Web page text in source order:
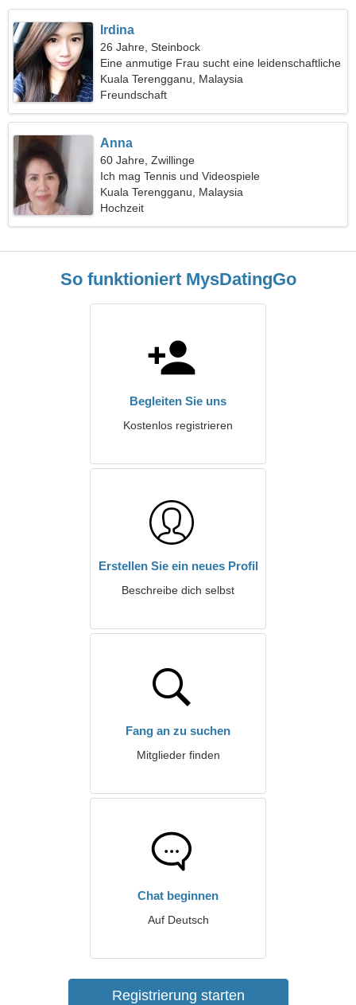
Irdina
26 Jahre, Steinbock
Eine anmutige Frau sucht eine leidenschaftliche
Beziehung
Kuala Terengganu, Malaysia
Freundschaft
Anna
60 Jahre, Zwillinge
Ich mag Tennis und Videospiele
Kuala Terengganu, Malaysia
Hochzeit
So funktioniert MysDatingGo
Begleiten Sie uns
Kostenlos registrieren
Erstellen Sie ein neues Profil
Beschreibe dich selbst
Fang an zu suchen
Mitglieder finden
Chat beginnen
Auf Deutsch
Registrierung starten